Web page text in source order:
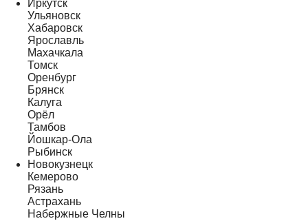
Иркутск
Ульяновск
Хабаровск
Ярославль
Махачкала
Томск
Оренбург
Брянск
Калуга
Орёл
Тамбов
Йошкар-Ола
Рыбинск
Новокузнецк
Кемерово
Рязань
Астрахань
Набержные Челны